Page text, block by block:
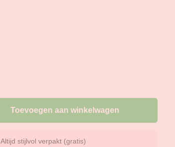
Toevoegen aan winkelwagen
Altijd stijlvol verpakt (gratis)